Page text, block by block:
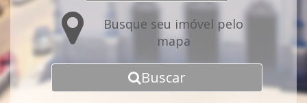
Busque seu imóvel pelo
mapa
Buscar